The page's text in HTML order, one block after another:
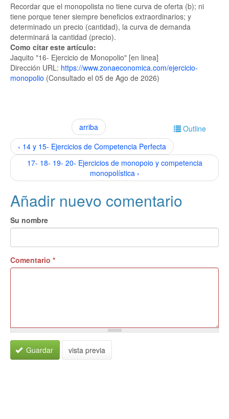
Recordar que el monopolista no tiene curva de oferta (b); ni
tiene porque tener siempre beneficios extraordinarios; y
determinado un precio (cantidad), la curva de demanda
determinará la cantidad (precio).
Como citar este artículo:
Jaquito "16- Ejercicio de Monopolio" [en linea]
Dirección URL: https://www.zonaeconomica.com/ejercicio-
monopolio (Consultado el 05 de Ago de 2026)
Outline
‹ 14 y 15- Ejercicios de Competencia Perfecta
arriba
17- 18- 19- 20- Ejercicios de monopoio y competencia
monopolística ›
Añadir nuevo comentario
Su nombre
Comentario *
Guardar vista previa